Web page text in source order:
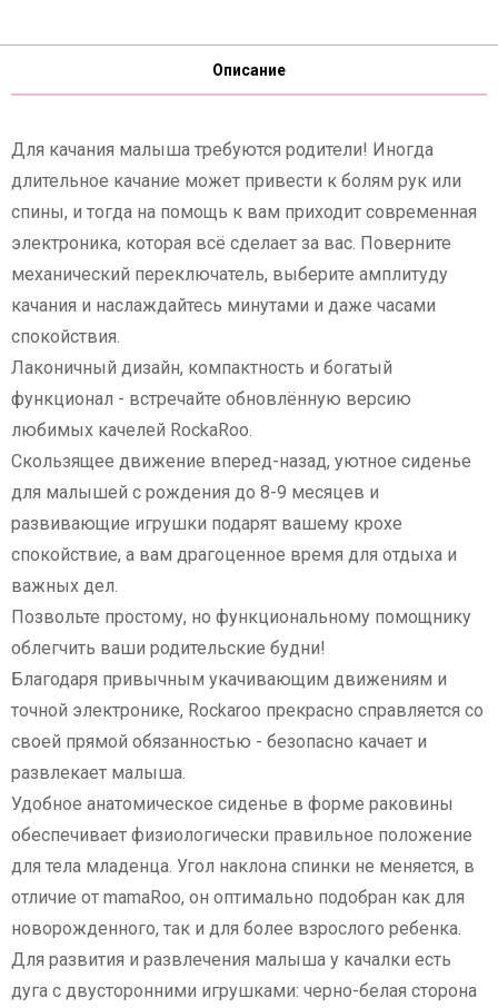
Описание
Для качания малыша требуются родители! Иногда
длительное качание может привести к болям рук или
спины, и тогда на помощь к вам приходит современная
электроника, которая всё сделает за вас. Поверните
механический переключатель, выберите амплитуду
качания и наслаждайтесь минутами и даже часами
спокойствия.
Лаконичный дизайн, компактность и богатый
функционал - встречайте обновлённую версию
любимых качелей RockaRoo.
Скользящее движение вперед-назад, уютное сиденье
для малышей с рождения до 8-9 месяцев и
развивающие игрушки подарят вашему крохе
спокойствие, а вам драгоценное время для отдыха и
важных дел.
Позвольте простому, но функциональному помощнику
облегчить ваши родительские будни!
Благодаря привычным укачивающим движениям и
точной электронике, Rockaroo прекрасно справляется со
своей прямой обязанностью - безопасно качает и
развлекает малыша.
Удобное анатомическое сиденье в форме раковины
обеспечивает физиологически правильное положение
для тела младенца. Угол наклона спинки не меняется, в
отличие от mamaRoo, он оптимально подобран как для
новорожденного, так и для более взрослого ребенка.
Для развития и развлечения малыша у качалки есть
дуга с двусторонними игрушками: черно-белая сторона